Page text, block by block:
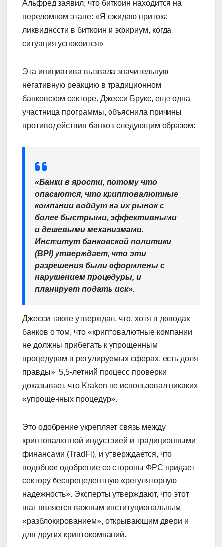
Альфред заявил, что биткоин находится на
переломном этапе: «Я ожидаю притока
ликвидности в биткоин и эфириум, когда
ситуация успокоится»
Эта инициатива вызвала значительную
негативную реакцию в традиционном
банковском секторе. Джесси Брукс, еще одна
участница программы, объяснила причины
противодействия банков следующим образом:
«Банки в ярости, потому что
опасаются, что криптовалютные
компании войдут на их рынок с
более быстрыми, эффективными
и дешевыми механизмами.
Институт банковской политики
(BPI) утверждает, что эти
разрешения были оформлены с
нарушением процедуры, и
планирует подать иск».
Джесси также утверждал, что, хотя в доводах
банков о том, что «криптовалютные компании
не должны прибегать к упрощенным
процедурам в регулируемых сферах, есть доля
правды», 5,5-летний процесс проверки
доказывает, что Kraken не использовал никаких
«упрощенных процедур».
Это одобрение укрепляет связь между
криптовалютной индустрией и традиционными
финансами (TradFi), и утверждается, что
подобное одобрение со стороны ФРС придает
сектору беспрецедентную «регуляторную
надежность». Эксперты утверждают, что этот
шаг является важным институциональным
«разблокированием», открывающим двери и
для других криптокомпаний.